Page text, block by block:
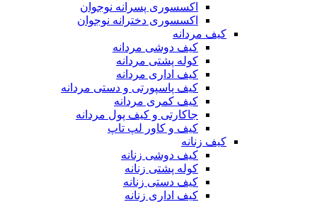
اکسسوری پسرانه نوجوان
اکسسوری دخترانه نوجوان
کیف مردانه
کیف دوشی مردانه
کوله پشتی مردانه
کیف اداری مردانه
کیف پاسپورتی و دستی مردانه
کیف کمری مردانه
جاکارتی و کیف پول مردانه
کیف و کاور لپ تاپ
کیف زنانه
کیف دوشی زنانه
کوله پشتی زنانه
کیف دستی زنانه
کیف اداری زنانه